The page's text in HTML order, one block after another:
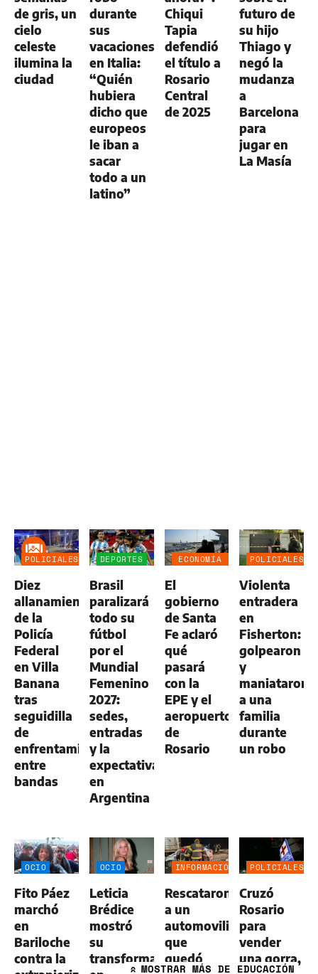
de gris, un
cielo
celeste
ilumina la
ciudad
durante
sus
vacaciones
en Italia:
“Quién
hubiera
dicho que
europeos
le iban a
sacar
todo a un
latino”
Chiqui
Tapia
defendió
el título a
Rosario
Central
de 2025
futuro de
su hijo
Thiago y
negó la
mudanza
a
Barcelona
para
jugar en
La Masía
POLICIALES
Diez
allanamientos
de la
Policía
Federal
en Villa
Banana
tras
seguidilla
de
enfrentamientos
entre
bandas
DEPORTES
Brasil
paralizará
todo su
fútbol
por el
Mundial
Femenino
2027:
sedes,
entradas
y la
expectativa
en
Argentina
ECONOMÍA
El
gobierno
de Santa
Fe aclaró
qué
pasará
con la
EPE y el
aeropuerto
de
Rosario
POLICIALES
Violenta
entradera
en
Fisherton:
golpearon
y
maniataron
a una
familia
durante
un robo
OCIO
Fito Páez
marchó
en
Bariloche
contra la
OCIO
Leticia
Brédice
mostró
su
transformación
INFORMACIÓN
Rescataron
a un
automovilista
que
quedó
POLICIALES
Cruzó
Rosario
para
vender
una gorra,
» MOSTRAR MÁS DE EDUCACIÓN